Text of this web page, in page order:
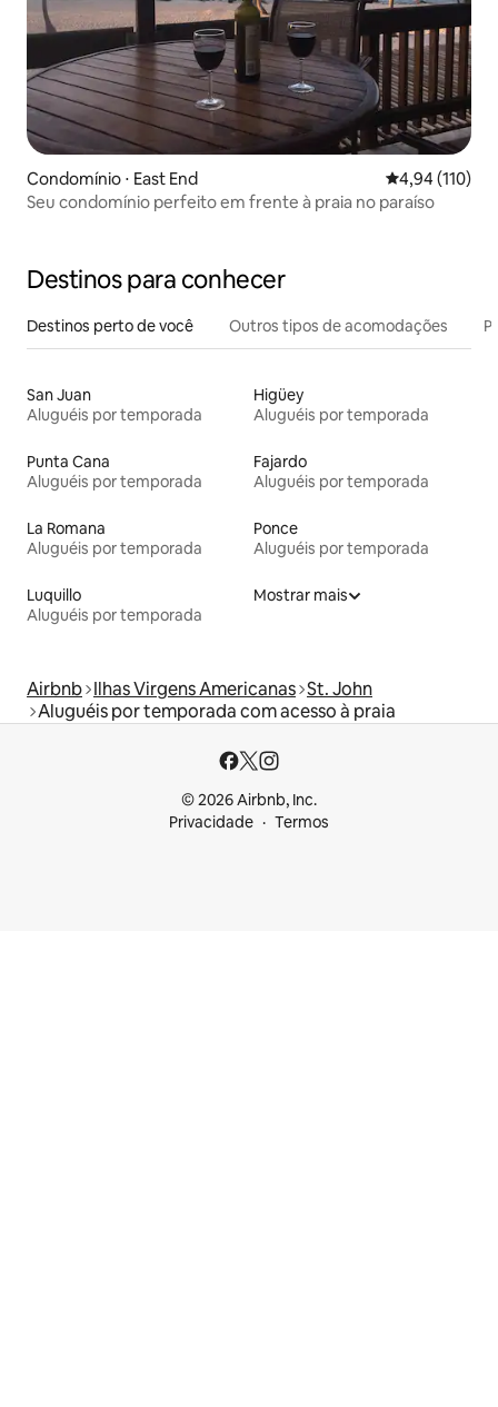
Condomínio ⋅ East End 4,94 de uma
4,94 (110)
Seu condomínio perfeito em frente à praia no paraíso
Destinos para conhecer
Destinos perto de você Outros tipos de acomodações
San Juan
Aluguéis por temporada
Higüey
Aluguéis por temporada
Punta Cana
Aluguéis por temporada
Fajardo
Aluguéis por temporada
La Romana
Aluguéis por temporada
Ponce
Aluguéis por temporada
Luquillo
Aluguéis por temporada
Mostrar mais
Airbnb Ilhas Virgens Americanas St. John
Aluguéis por temporada com acesso à praia
© 2026 Airbnb, Inc.
Privacidade
Termos